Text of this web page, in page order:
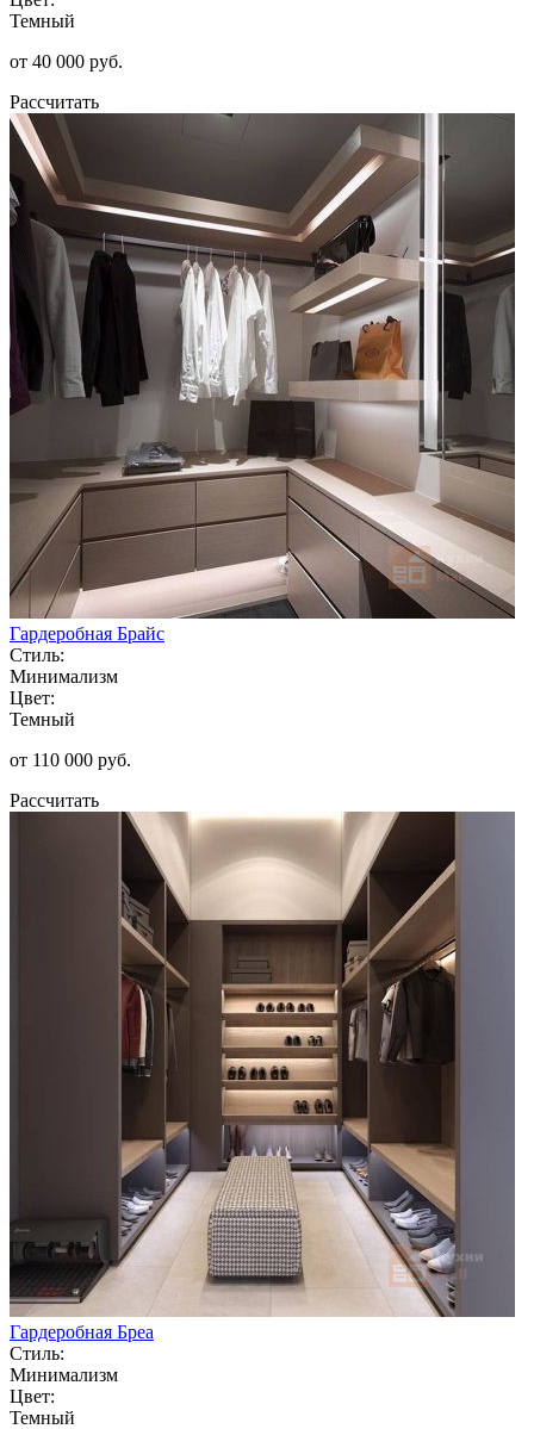
Темный
от 40 000 руб.
Рассчитать
Гардеробная Брайс
Стиль:
Минимализм
Цвет:
Темный
от 110 000 руб.
Рассчитать
Гардеробная Бреа
Стиль:
Минимализм
Цвет:
Темный